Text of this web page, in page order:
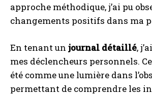
approche méthodique, j’ai pu
changements positifs dans ma
En tenant un journal détaillé,
mes déclencheurs personnels.
été comme une lumière dans
permettant de comprendre les